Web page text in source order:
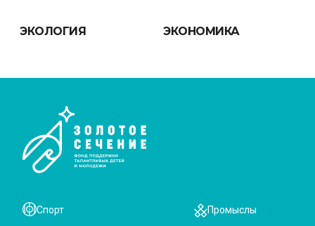
ЭКОЛОГИЯ ЭКОНОМИКА
Спорт Промыслы